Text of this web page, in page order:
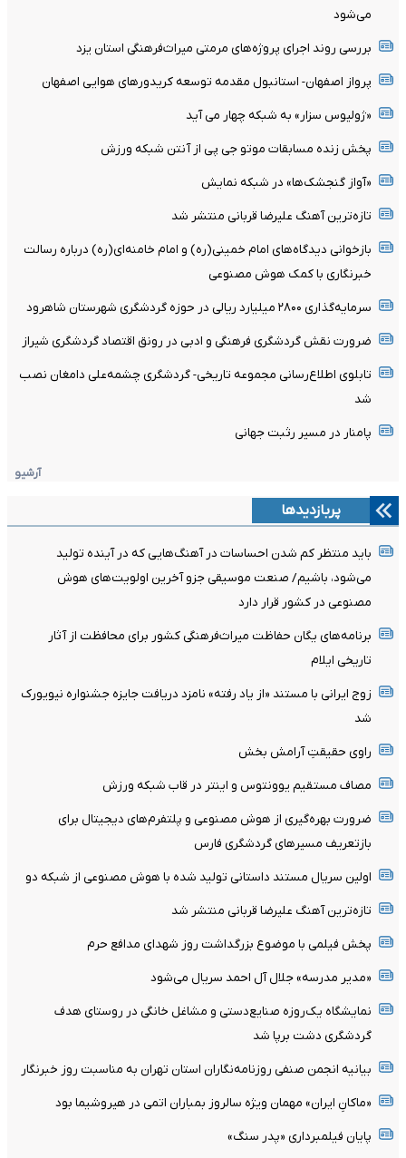
می‌شود
بررسی روند اجرای پروژه‌های مرمتی میراث‌فرهنگی استان یزد
پرواز اصفهان- استانبول مقدمه توسعه کریدورهای هوایی اصفهان
«ژولیوس سزار» به شبکه چهار می آید
پخش زنده مسابقات موتو جی پی از آنتن شبکه ورزش
«آواز گنجشک‌ها» در شبکه نمایش
تازه‌ترین آهنگ علیرضا قربانی منتشر شد
بازخوانی دیدگاه‌های امام خمینی(ره) و امام خامنه‌ای(ره) درباره رسالت
خبرنگاری با کمک هوش مصنوعی
سرمایه‌گذاری ۲۸۰۰ میلیارد ریالی در حوزه گردشگری شهرستان شاهرود
ضرورت نقش گردشگری فرهنگی و ادبی در رونق اقتصاد گردشگری شیراز
تابلوی اطلاع‌رسانی مجموعه تاریخی- گردشگری چشمه‌علی دامغان نصب
شد
پامنار در مسیر رثبت جهانی
آرشیو
پربازدیدها
باید منتظر کم شدن احساسات در آهنگ‌هایی که در آینده تولید
می‌شود، باشیم/ صنعت موسیقی جزو آخرین اولویت‌های هوش
مصنوعی در کشور قرار دارد
برنامه‌های یگان حفاظت میراث‌فرهنگی کشور برای محافظت از آثار
تاریخی ایلام
زوج ایرانی با مستند «از یاد رفته» نامزد دریافت جایزه جشنواره نیویورک
شد
راوی حقیقتِ آرامش‌ بخش
مصاف مستقیم یوونتوس و اینتر در قاب شبکه ورزش
ضرورت بهره‌گیری از هوش مصنوعی و پلتفرم‌های دیجیتال برای
بازتعریف مسیرهای گردشگری فارس
اولین سریال مستند داستانی تولید شده با هوش مصنوعی از شبکه دو
تازه‌ترین آهنگ علیرضا قربانی منتشر شد
پخش فیلمی با موضوع بزرگداشت روز شهدای مدافع حرم
«مدیر مدرسه» جلال آل احمد سریال می‌شود
نمایشگاه یک‌روزه صنایع‌دستی و مشاغل خانگی در روستای هدف
گردشگری دشت برپا شد
بیانیه انجمن صنفی روزنامه‌نگاران استان تهران به مناسبت روز خبرنگار
«ماکانِ ایران» مهمان ویژه سالروز بمباران اتمی در هیروشیما بود
پایان فیلمبرداری «پدر سنگ»